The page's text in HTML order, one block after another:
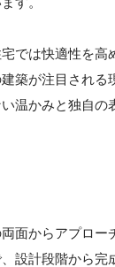
では快適性を
築が注目され
温かみと独自
面からアプロ
設計段階から完